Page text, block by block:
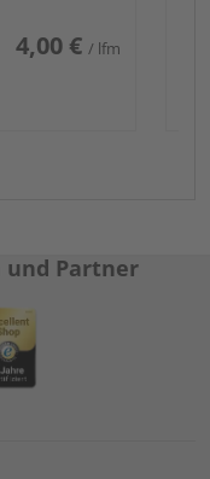
4,00 € / lfm
und Partner